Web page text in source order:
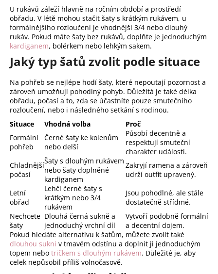
U rukávů záleží hlavně na ročním období a prostředí
obřadu. V létě mohou stačit šaty s krátkým rukávem, u
formálnějšího rozloučení je vhodnější 3/4 nebo dlouhý
rukáv. Pokud máte šaty bez rukávů, doplňte je jednoduchým
kardiganem, bolérkem nebo lehkým sakem.
Jaký typ šatů zvolit podle situace
Na pohřeb se nejlépe hodí šaty, které nepoutají pozornost a
zároveň umožňují pohodlný pohyb. Důležitá je také délka
obřadu, počasí a to, zda se účastníte pouze smutečního
rozloučení, nebo i následného setkání s rodinou.
Situace
Vhodná volba
Proč
Formální
pohřeb
Černé šaty ke kolenům
nebo delší
Působí decentně a
respektují smuteční
charakter události.
Chladnější
počasí
Šaty s dlouhým rukávem
nebo šaty doplněné
kardiganem
Zakryjí ramena a zároveň
udrží outfit upravený.
Letní
obřad
Lehčí černé šaty s
krátkým nebo 3/4
rukávem
Jsou pohodlné, ale stále
dostatečně střídmé.
Nechcete
šaty
Dlouhá černá sukně a
jednoduchý vrchní díl
Vytvoří podobně formální
a decentní dojem.
Pokud hledáte alternativu k šatům, můžete zvolit také
dlouhou sukni v tmavém odstínu a doplnit ji jednoduchým
topem nebo tričkem s dlouhým rukávem. Důležité je, aby
celek nepůsobil příliš volnočasově.